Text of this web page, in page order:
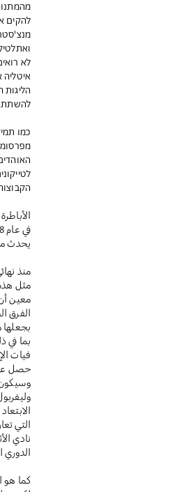
להקים
לא
הליגות
כמו
يحدث
مثل
معين
الفرق
بجعلها
بما في
فيات
حصل
وسيكون
التي
نادي
الدوري
كما هو